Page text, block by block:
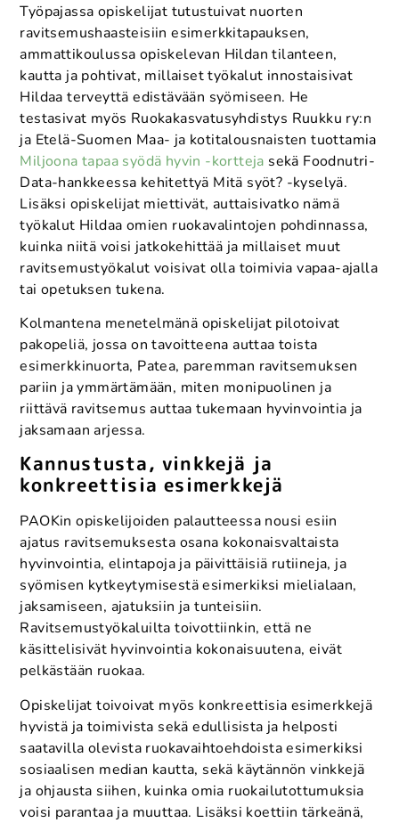
Työpajassa opiskelijat tutustuivat nuorten
ravitsemushaasteisiin esimerkkitapauksen,
ammattikoulussa opiskelevan Hildan tilanteen,
kautta ja pohtivat, millaiset työkalut innostaisivat
Hildaa terveyttä edistävään syömiseen. He
testasivat myös Ruokakasvatusyhdistys Ruukku ry:n
ja Etelä-Suomen Maa- ja kotitalousnaisten tuottamia
Miljoona tapaa syödä hyvin -kortteja sekä Foodnutri-
Data-hankkeessa kehitettyä Mitä syöt? -kyselyä.
Lisäksi opiskelijat miettivät, auttaisivatko nämä
työkalut Hildaa omien ruokavalintojen pohdinnassa,
kuinka niitä voisi jatkokehittää ja millaiset muut
ravitsemustyökalut voisivat olla toimivia vapaa-ajalla
tai opetuksen tukena.
Kolmantena menetelmänä opiskelijat pilotoivat
pakopeliä, jossa on tavoitteena auttaa toista
esimerkkinuorta, Patea, paremman ravitsemuksen
pariin ja ymmärtämään, miten monipuolinen ja
riittävä ravitsemus auttaa tukemaan hyvinvointia ja
jaksamaan arjessa.
Kannustusta, vinkkejä ja
konkreettisia esimerkkejä
PAOKin opiskelijoiden palautteessa nousi esiin
ajatus ravitsemuksesta osana kokonaisvaltaista
hyvinvointia, elintapoja ja päivittäisiä rutiineja, ja
syömisen kytkeytymisestä esimerkiksi mielialaan,
jaksamiseen, ajatuksiin ja tunteisiin.
Ravitsemustyökaluilta toivottiinkin, että ne
käsittelisivät hyvinvointia kokonaisuutena, eivät
pelkästään ruokaa.
Opiskelijat toivoivat myös konkreettisia esimerkkejä
hyvistä ja toimivista sekä edullisista ja helposti
saatavilla olevista ruokavaihtoehdoista esimerkiksi
sosiaalisen median kautta, sekä käytännön vinkkejä
ja ohjausta siihen, kuinka omia ruokailutottumuksia
voisi parantaa ja muuttaa. Lisäksi koettiin tärkeänä,